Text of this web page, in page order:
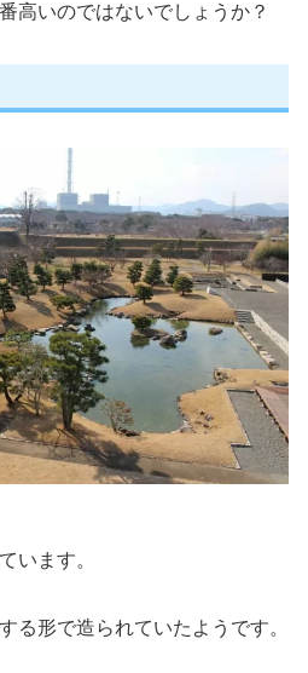
高いのではないでしょうか？
います。
る形で造られていたようです。